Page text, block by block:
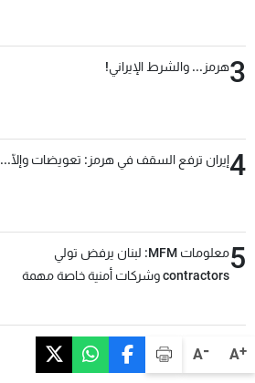
A+
A-
3هرمز... والشرط الإيراني!
4إيران ترفع السقف في هرمز: تعويضات وإلّا...
5
معلومات MFM: لبنان يرفض تولي
contractors وشركات أمنية خاصة مهمة